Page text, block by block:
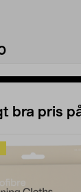
bra pris